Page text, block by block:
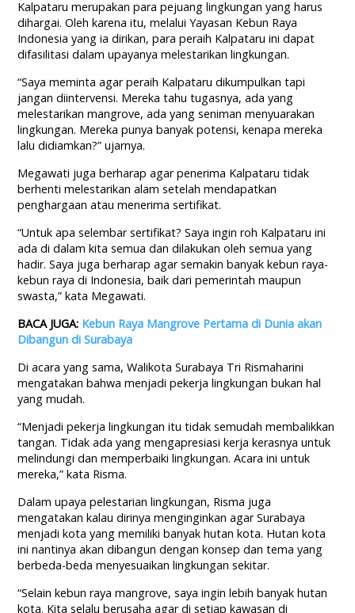
Kalpataru merupakan para pejuang lingkungan yang harus
dihargai. Oleh karena itu, melalui Yayasan Kebun Raya
Indonesia yang ia dirikan, para peraih Kalpataru ini dapat
difasilitasi dalam upayanya melestarikan lingkungan.
“Saya meminta agar peraih Kalpataru dikumpulkan tapi
jangan diintervensi. Mereka tahu tugasnya, ada yang
melestarikan mangrove, ada yang seniman menyuarakan
lingkungan. Mereka punya banyak potensi, kenapa mereka
lalu didiamkan?” ujarnya.
Megawati juga berharap agar penerima Kalpataru tidak
berhenti melestarikan alam setelah mendapatkan
penghargaan atau menerima sertifikat.
“Untuk apa selembar sertifikat? Saya ingin roh Kalpataru ini
ada di dalam kita semua dan dilakukan oleh semua yang
hadir. Saya juga berharap agar semakin banyak kebun raya-
kebun raya di Indonesia, baik dari pemerintah maupun
swasta,” kata Megawati.
BACA JUGA: Kebun Raya Mangrove Pertama di Dunia akan
Dibangun di Surabaya
Di acara yang sama, Walikota Surabaya Tri Rismaharini
mengatakan bahwa menjadi pekerja lingkungan bukan hal
yang mudah.
“Menjadi pekerja lingkungan itu tidak semudah membalikkan
tangan. Tidak ada yang mengapresiasi kerja kerasnya untuk
melindungi dan memperbaiki lingkungan. Acara ini untuk
mereka,” kata Risma.
Dalam upaya pelestarian lingkungan, Risma juga
mengatakan kalau dirinya menginginkan agar Surabaya
menjadi kota yang memiliki banyak hutan kota. Hutan kota
ini nantinya akan dibangun dengan konsep dan tema yang
berbeda-beda menyesuaikan lingkungan sekitar.
“Selain kebun raya mangrove, saya ingin lebih banyak hutan
kota. Kita selalu berusaha agar di setiap kawasan di